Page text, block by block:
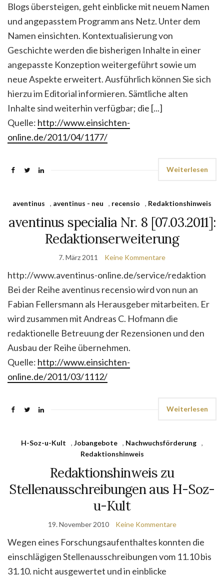
Blogs übersteigen, geht einblicke mit neuem Namen
und angepasstem Programm ans Netz. Unter dem
Namen einsichten. Kontextualisierung von
Geschichte werden die bisherigen Inhalte in einer
angepasste Konzeption weitergeführt sowie um
neue Aspekte erweitert. Ausführlich können Sie sich
hierzu im Editorial informieren. Sämtliche alten
Inhalte sind weiterhin verfügbar; die [...]
Quelle: http://www.einsichten-
online.de/2011/04/1177/
Weiterlesen
aventinus , aventinus - neu , recensio , Redaktionshinweis
aventinus specialia Nr. 8 [07.03.2011]:
Redaktionserweiterung
7. März 2011 Keine Kommentare
http://www.aventinus-online.de/service/redaktion
Bei der Reihe aventinus recensio wird von nun an
Fabian Fellersmann als Herausgeber mitarbeiten. Er
wird zusammen mit Andreas C. Hofmann die
redaktionelle Betreuung der Rezensionen und den
Ausbau der Reihe übernehmen.
Quelle: http://www.einsichten-
online.de/2011/03/1112/
Weiterlesen
H-Soz-u-Kult , Jobangebote , Nachwuchsförderung ,
Redaktionshinweis
Redaktionshinweis zu
Stellenausschreibungen aus H-Soz-
u-Kult
19. November 2010 Keine Kommentare
Wegen eines Forschungsaufenthaltes konnten die
einschlägigen Stellenausschreibungen vom 11.10 bis
31.10. nicht ausgewertet und in einblicke